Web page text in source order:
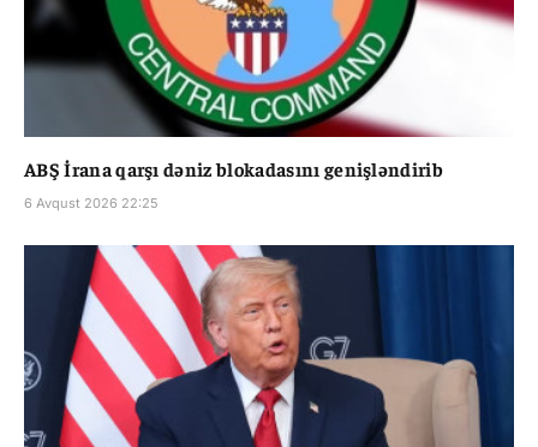
ABŞ İrana qarşı dəniz blokadasını genişləndirib
6 Avqust 2026 22:25